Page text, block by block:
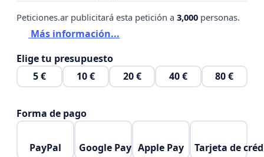
Peticiones.ar publicitará esta petición a 3,000 personas.
Más información...
Elige tu presupuesto
5 €
10 € 20 € 40 € 80 €
Forma de pago
PayPal Google Pay Apple Pay Tarjeta de